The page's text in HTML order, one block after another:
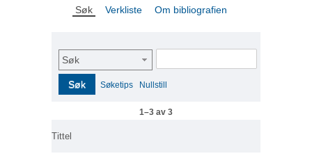
Søk Verkliste Om bibliografien
Søk
Søk Søketips Nullstill
1–3 av 3
Tittel